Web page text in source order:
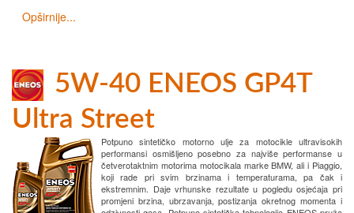
Opširnije...
5W-40 ENEOS GP4T
Ultra Street
Potpuno sintetičko motorno ulje za motocikle ultravisokih
performansi osmišljeno posebno za najviše performanse u
četverotaktnim motorima motocikala marke BMW, ali i Piaggio,
koji rade pri svim brzinama i temperaturama, pa čak i
ekstremnim. Daje vrhunske rezultate u pogledu osjećaja pri
promjeni brzina, ubrzavanja, postizanja okretnog momenta i